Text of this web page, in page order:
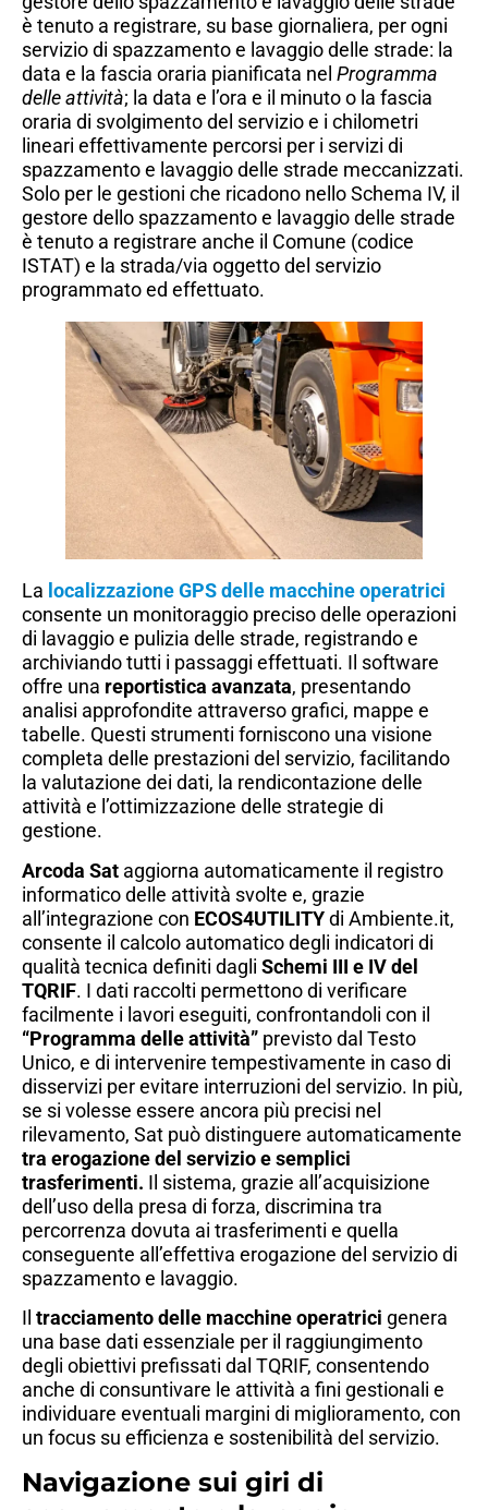
è tenuto a registrare, su base giornaliera, per ogni
servizio di spazzamento e lavaggio delle strade: la
data e la fascia oraria pianificata nel Programma
delle attività; la data e l’ora e il minuto o la fascia
oraria di svolgimento del servizio e i chilometri
lineari effettivamente percorsi per i servizi di
spazzamento e lavaggio delle strade meccanizzati.
Solo per le gestioni che ricadono nello Schema IV, il
gestore dello spazzamento e lavaggio delle strade
è tenuto a registrare anche il Comune (codice
ISTAT) e la strada/via oggetto del servizio
programmato ed effettuato.
La localizzazione GPS delle macchine operatrici
consente un monitoraggio preciso delle operazioni
di lavaggio e pulizia delle strade, registrando e
archiviando tutti i passaggi effettuati. Il software
offre una reportistica avanzata, presentando
analisi approfondite attraverso grafici, mappe e
tabelle. Questi strumenti forniscono una visione
completa delle prestazioni del servizio, facilitando
la valutazione dei dati, la rendicontazione delle
attività e l’ottimizzazione delle strategie di
gestione.
Arcoda Sat aggiorna automaticamente il registro
informatico delle attività svolte e, grazie
all’integrazione con ECOS4UTILITYdi Ambiente.it,
consente il calcolo automatico degli indicatori di
qualità tecnica definiti dagli Schemi III e IVdel
TQRIF. I dati raccolti permettono di verificare
facilmente i lavori eseguiti, confrontandoli con il
“Programma delle attività” previsto dal Testo
Unico, e di intervenire tempestivamente in caso di
disservizi per evitare interruzioni del servizio. In più,
se si volesse essere ancora più precisi nel
rilevamento, Sat può distinguere automaticamente
tra erogazione del servizio e semplici
trasferimenti. Il sistema, grazie all’acquisizione
dell’uso della presa di forza, discrimina tra
percorrenza dovuta ai trasferimenti e quella
conseguente all’effettiva erogazione del servizio di
spazzamento e lavaggio.
Il tracciamento delle macchine operatrici genera
una base dati essenziale per il raggiungimento
degli obiettivi prefissati dal TQRIF, consentendo
anche di consuntivare le attività a fini gestionali e
individuare eventuali margini di miglioramento, con
un focus su efficienza e sostenibilità del servizio.
Navigazione sui giri di